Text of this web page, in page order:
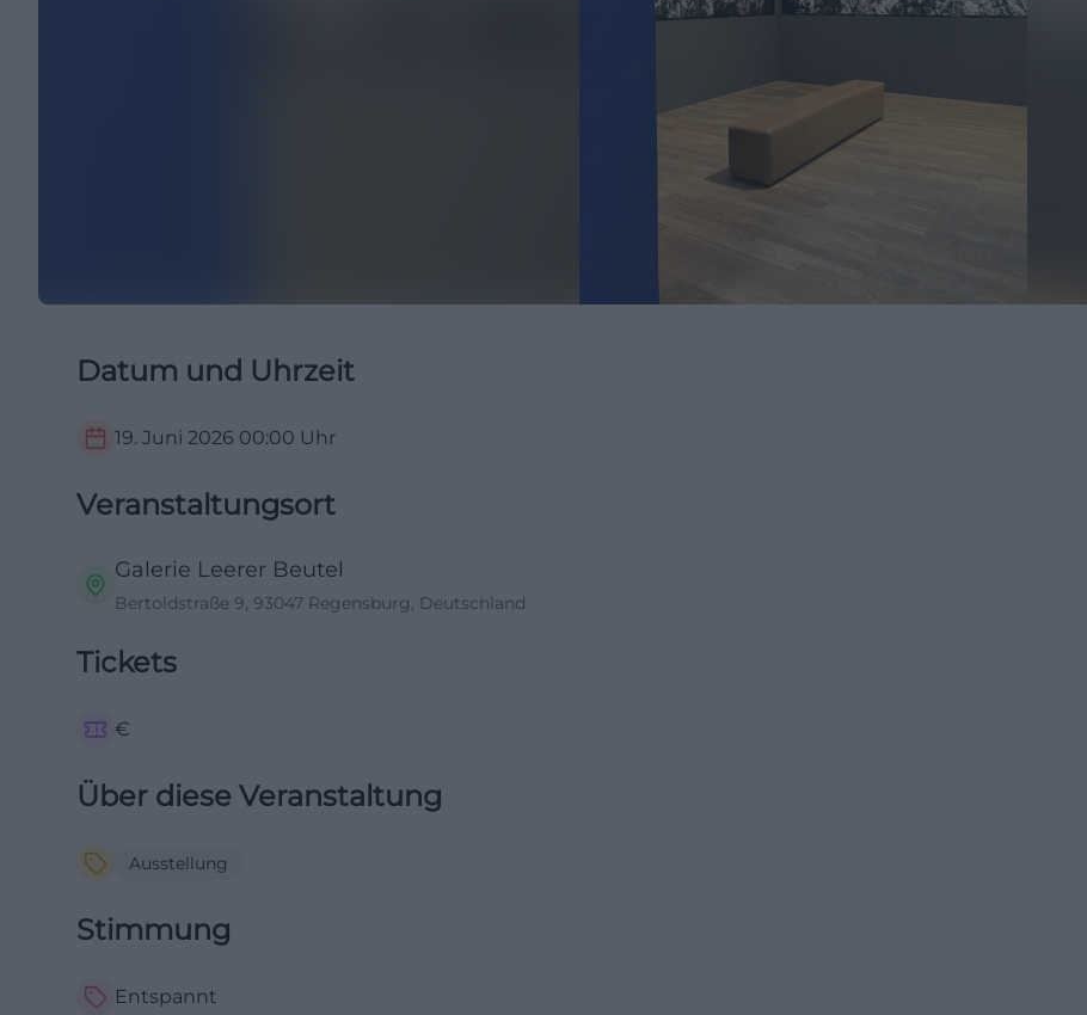
Datum und Uhrzeit
19. Juni 2026 00:00 Uhr
Veranstaltungsort
Galerie Leerer Beutel
Bertoldstraße 9, 93047 Regensburg, Deutschland
Tickets
€
Über diese Veranstaltung
Ausstellung
Stimmung
Entspannt